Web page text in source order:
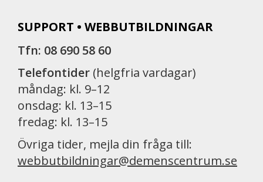
SUPPORT • WEBBUTBILDNINGAR
Tfn: 08 690 58 60
Telefontider (helgfria vardagar)
måndag: kl. 9–12
onsdag: kl. 13–15
fredag: kl. 13–15
Övriga tider, mejla din fråga till:
webbutbildningar@demenscentrum.se